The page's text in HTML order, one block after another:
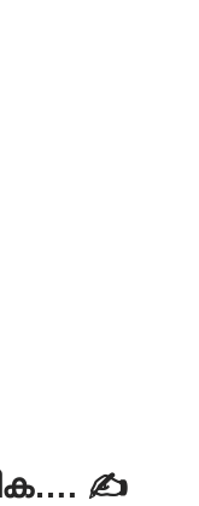
✍️